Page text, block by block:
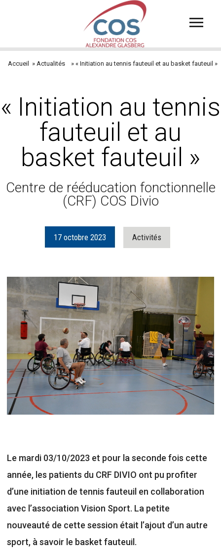
principal
d'Ariane
Accueil Actualités « Initiation au tennis fauteuil et au basket fauteuil »
« Initiation au tennis
fauteuil et au
basket fauteuil »
Centre de rééducation fonctionnelle
(CRF) COS Divio
17 octobre 2023 Activités
Le mardi 03/10/2023 et pour la seconde fois cette
année, les patients du CRF DIVIO ont pu profiter
d’une initiation de tennis fauteuil en collaboration
avec l’association Vision Sport. La petite
nouveauté de cette session était l’ajout d’un autre
sport, à savoir le basket fauteuil.